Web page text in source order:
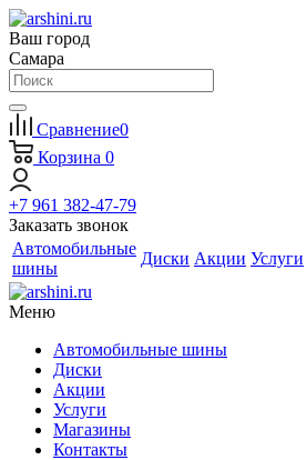
Ваш город
Самара
Сравнение0
Корзина 0
+7 961 382-47-79
Заказать звонок
Автомобильные
шины
Диски Акции Услуги
Меню
Автомобильные шины
Диски
Акции
Услуги
Магазины
Контакты